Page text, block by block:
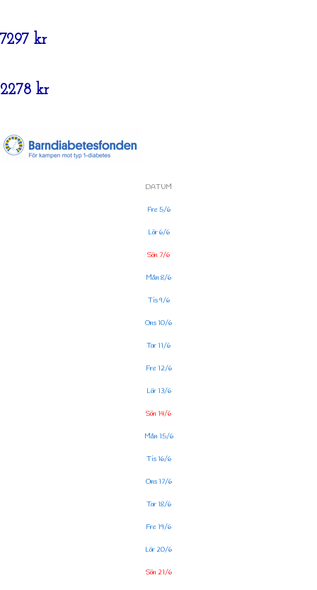
7297 kr
2278 kr
DATUM
Fre 5/6
Lör 6/6
Sön 7/6
Mån 8/6
Tis 9/6
Ons 10/6
Tor 11/6
Fre 12/6
Lör 13/6
Sön 14/6
Mån 15/6
Tis 16/6
Ons 17/6
Tor 18/6
Fre 19/6
Lör 20/6
Sön 21/6